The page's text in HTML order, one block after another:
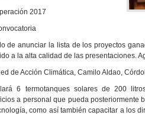
2017
de anunciar la lista de los proyectos
a la alta calidad de las presentaciones.
de Acción Climática, Camilo Aldao,
6 termotanques solares de 200
a personal que pueda posteriormente
como así también capacitar a los